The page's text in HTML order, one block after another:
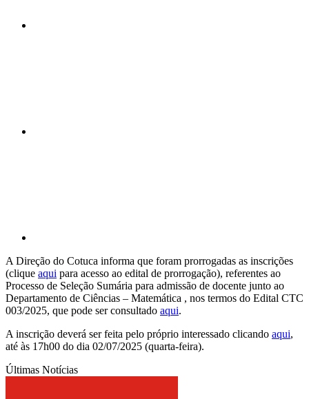
A Direção do Cotuca informa que foram prorrogadas as inscrições
(clique aqui para acesso ao edital de prorrogação), referentes ao
Processo de Seleção Sumária para admissão de docente junto ao
Departamento de Ciências – Matemática , nos termos do Edital CTC
003/2025, que pode ser consultado aqui.
A inscrição deverá ser feita pelo próprio interessado clicando aqui,
até às 17h00 do dia 02/07/2025 (quarta-feira).
Últimas Notícias